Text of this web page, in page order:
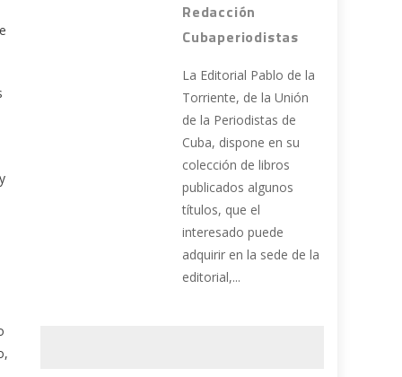
Redacción
Cubaperiodistas
La Editorial Pablo de la
Torriente, de la Unión
de la Periodistas de
Cuba, dispone en su
colección de libros
publicados algunos
títulos, que el
interesado puede
adquirir en la sede de la
editorial,...